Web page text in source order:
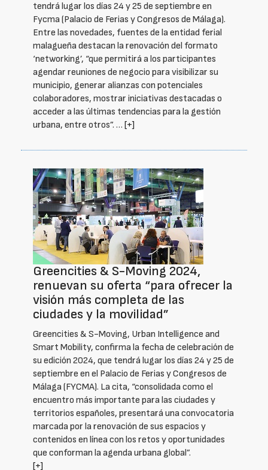
tendrá lugar los días 24 y 25 de septiembre en
Fycma (Palacio de Ferias y Congresos de Málaga).
Entre las novedades, fuentes de la entidad ferial
malagueña destacan la renovación del formato
‘networking’, “que permitirá a los participantes
agendar reuniones de negocio para visibilizar su
municipio, generar alianzas con potenciales
colaboradores, mostrar iniciativas destacadas o
acceder a las últimas tendencias para la gestión
urbana, entre otros”. … [+]
Greencities & S-Moving 2024,
renuevan su oferta “para ofrecer la
visión más completa de las
ciudades y la movilidad”
Greencities & S-Moving, Urban Intelligence and
Smart Mobility, confirma la fecha de celebración de
su edición 2024, que tendrá lugar los días 24 y 25 de
septiembre en el Palacio de Ferias y Congresos de
Málaga (FYCMA). La cita, “consolidada como el
encuentro más importante para las ciudades y
territorios españoles, presentará una convocatoria
marcada por la renovación de sus espacios y
contenidos en línea con los retos y oportunidades
que conforman la agenda urbana global”.
[+]